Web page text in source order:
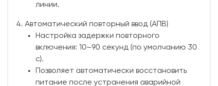
линии.
4. Автоматический повторный ввод (АПВ)
Настройка задержки повторного
включения: 10–90 секунд (по умолчанию 30
с).
Позволяет автоматически восстановить
питание после устранения аварийной